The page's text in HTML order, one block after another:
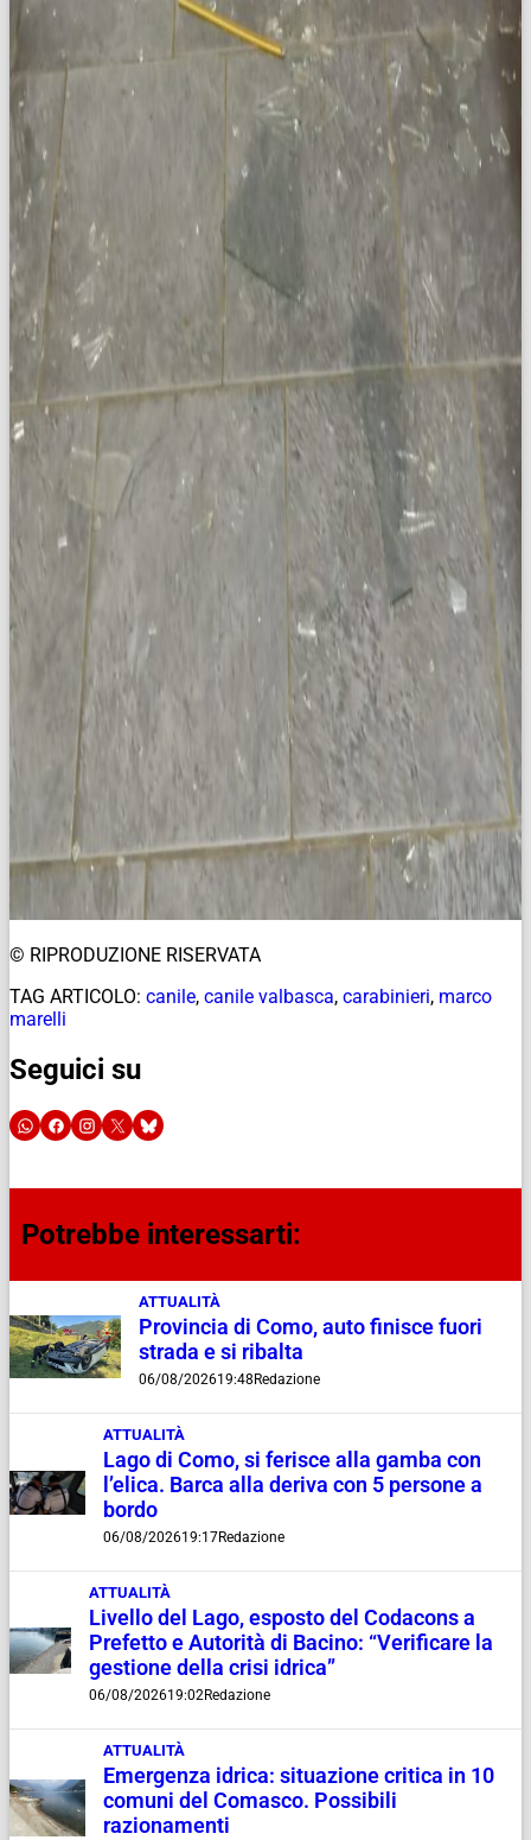
© RIPRODUZIONE RISERVATA
TAG ARTICOLO: canile, canile valbasca, carabinieri, marco
marelli
Seguici su
Potrebbe interessarti:
ATTUALITÀ
Provincia di Como, auto finisce fuori
strada e si ribalta
06/08/202619:48 Redazione
ATTUALITÀ
Lago di Como, si ferisce alla gamba con
l’elica. Barca alla deriva con 5 persone a
bordo
06/08/202619:17Redazione
ATTUALITÀ
Livello del Lago, esposto del Codacons a
Prefetto e Autorità di Bacino: “Verificare la
gestione della crisi idrica”
06/08/202619:02Redazione
ATTUALITÀ
Emergenza idrica: situazione critica in 10
comuni del Comasco. Possibili
razionamenti